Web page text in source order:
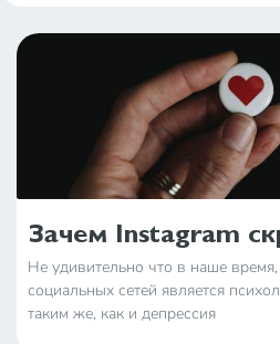
Зачем Instagram
Не удивительно что в наше
социальных сетей является
таким же, как и депрессия